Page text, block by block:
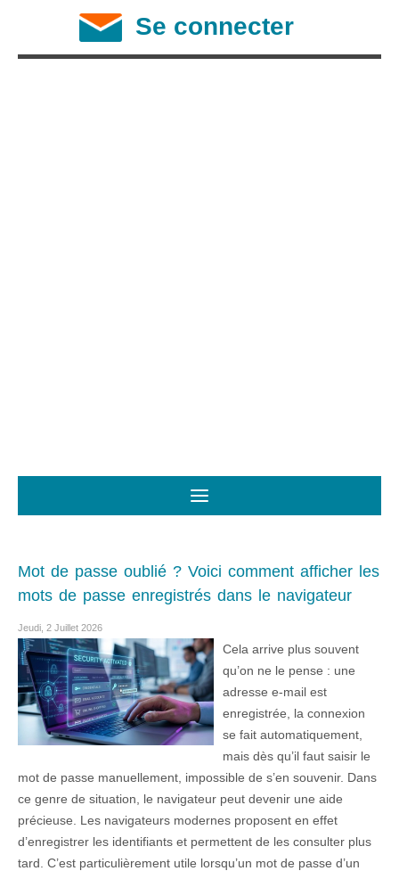
Se connecter
Mot de passe oublié ? Voici comment afficher les
mots de passe enregistrés dans le navigateur
Jeudi, 2 Juillet 2026
Cela arrive plus souvent
qu’on ne le pense : une
adresse e-mail est
enregistrée, la connexion
se fait automatiquement,
mais dès qu’il faut saisir le
mot de passe manuellement, impossible de s’en souvenir. Dans
ce genre de situation, le navigateur peut devenir une aide
précieuse. Les navigateurs modernes proposent en effet
d’enregistrer les identifiants et permettent de les consulter plus
tard. C’est particulièrement utile lorsqu’un mot de passe d’un